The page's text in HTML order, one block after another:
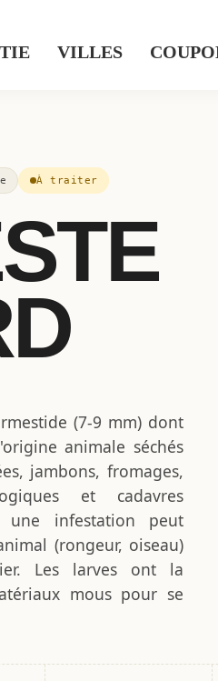
VILLES
À traiter
(7-9 mm) dont
animale séchés
jambons, fromages,
et cadavres
une infestation peut
(rongeur, oiseau)
Les larves ont la
mous pour se